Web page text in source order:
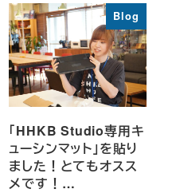
Blog
「HHKB Studio専用キ
ューシンマット」を貼り
ました！とてもオスス
メです！…